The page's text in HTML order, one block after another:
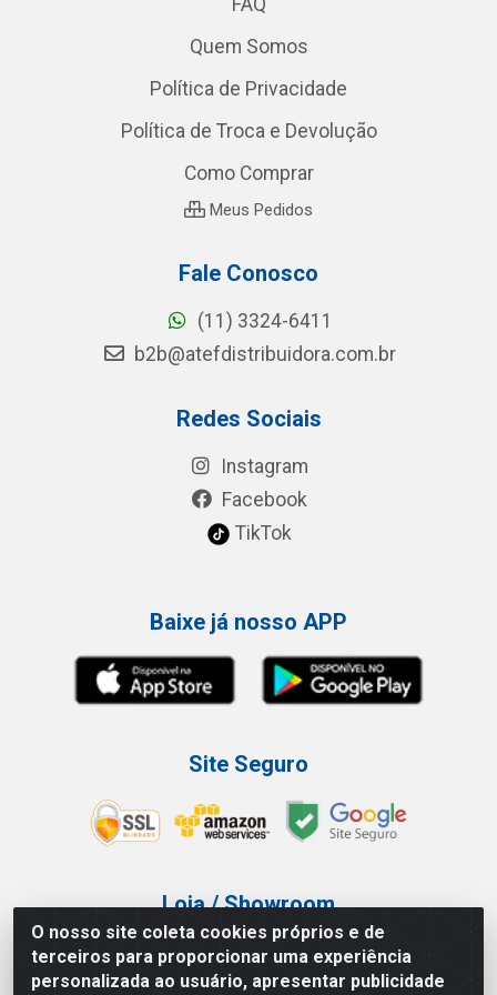
O nosso site coleta cookies próprios e de
terceiros para proporcionar uma experiência
personalizada ao usuário, apresentar publicidade
Quem Somos
Política de Privacidade
Política de Troca e Devolução
Como Comprar
Meus Pedidos
Fale Conosco
(11) 3324-6411
b2b@atefdistribuidora.com.br
Redes Sociais
Instagram
Facebook
TikTok
Baixe já nosso APP
Site Seguro
Loja / Showroom
Tel.: (11) 3227-0546
Av Vautier, 587/597 - Pari - São Paulo/SP